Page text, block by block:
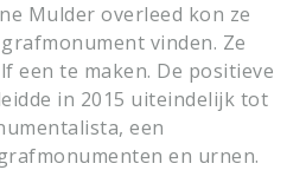
Mulder overleed kon ze
vinden. Ze
een te maken. De positieve
in 2015 uiteindelijk tot
een
en urnen.